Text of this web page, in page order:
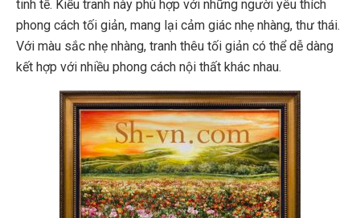
tinh tế. Kiểu tranh này phù hợp với những người yêu thích
phong cách tối giản, mang lại cảm giác nhẹ nhàng, thư thái.
Với màu sắc nhẹ nhàng, tranh thêu tối giản có thể dễ dàng
kết hợp với nhiều phong cách nội thất khác nhau.